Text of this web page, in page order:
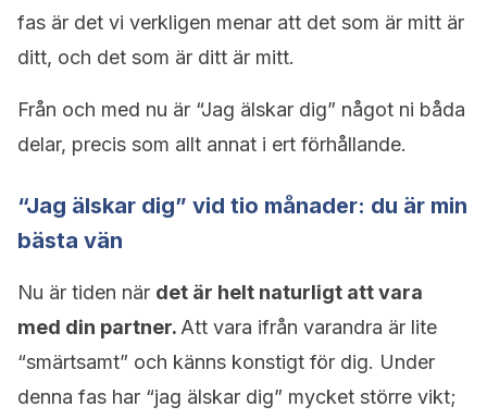
fas är det vi verkligen menar att det som är mitt är
ditt, och det som är ditt är mitt.
Från och med nu är “Jag älskar dig” något ni båda
delar, precis som allt annat i ert förhållande.
“Jag älskar dig” vid tio månader: du är min
bästa vän
Nu är tiden när det är helt naturligt att vara
med din partner. Att vara ifrån varandra är lite
“smärtsamt” och känns konstigt för dig. Under
denna fas har “jag älskar dig” mycket större vikt;